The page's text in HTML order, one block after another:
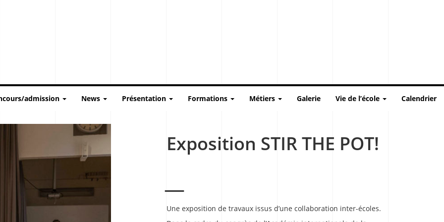
admission News Présentation Formations Métiers Galerie Vie de l’école Calendrier
Exposition STIR THE POT!
Une exposition de travaux issus d’une collaboration inter-écoles.